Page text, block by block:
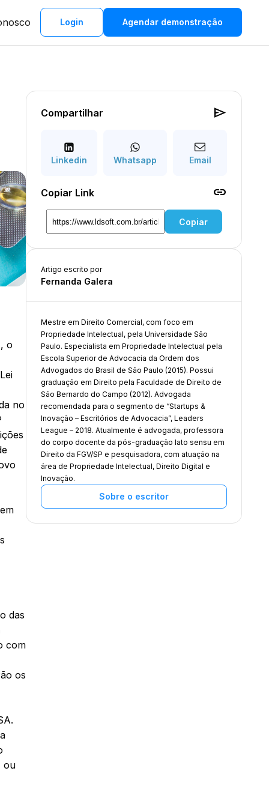
Login Agendar demonstração
o
no
das
com
os
ou
Compartilhar send
Linkedin Whatsapp Email
Copiar Link link
Copiar
Artigo escrito por
Fernanda Galera
Mestre em Direito Comercial, com foco em
Propriedade Intelectual, pela Universidade São
Paulo. Especialista em Propriedade Intelectual pela
Escola Superior de Advocacia da Ordem dos
Advogados do Brasil de São Paulo (2015). Possui
graduação em Direito pela Faculdade de Direito de
São Bernardo do Campo (2012). Advogada
recomendada para o segmento de “Startups &
Inovação – Escritórios de Advocacia”, Leaders
League – 2018. Atualmente é advogada, professora
do corpo docente da pós-graduação lato sensu em
Direito da FGV/SP e pesquisadora, com atuação na
área de Propriedade Intelectual, Direito Digital e
Inovação.
Sobre o escritor